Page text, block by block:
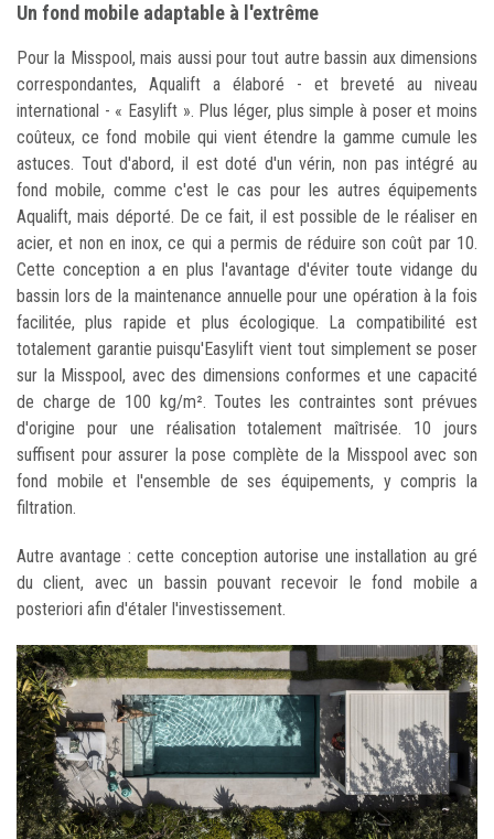
Un fond mobile adaptable à l'extrême
Pour la Misspool, mais aussi pour tout autre bassin aux dimensions
correspondantes, Aqualift a élaboré - et breveté au niveau
international - « Easylift ». Plus léger, plus simple à poser et moins
coûteux, ce fond mobile qui vient étendre la gamme cumule les
astuces. Tout d'abord, il est doté d'un vérin, non pas intégré au
fond mobile, comme c'est le cas pour les autres équipements
Aqualift, mais déporté. De ce fait, il est possible de le réaliser en
acier, et non en inox, ce qui a permis de réduire son coût par 10.
Cette conception a en plus l'avantage d'éviter toute vidange du
bassin lors de la maintenance annuelle pour une opération à la fois
facilitée, plus rapide et plus écologique. La compatibilité est
totalement garantie puisqu'Easylift vient tout simplement se poser
sur la Misspool, avec des dimensions conformes et une capacité
de charge de 100 kg/m². Toutes les contraintes sont prévues
d'origine pour une réalisation totalement maîtrisée. 10 jours
suffisent pour assurer la pose complète de la Misspool avec son
fond mobile et l'ensemble de ses équipements, y compris la
filtration.
Autre avantage : cette conception autorise une installation au gré
du client, avec un bassin pouvant recevoir le fond mobile a
posteriori afin d'étaler l'investissement.